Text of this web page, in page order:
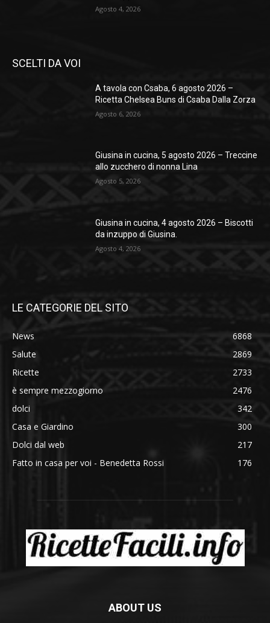
Agosto 4, 2026
SCELTI DA VOI
A tavola con Csaba, 6 agosto 2026 –
Ricetta Chelsea Buns di Csaba Dalla Zorza
Agosto 6, 2026
Giusina in cucina, 5 agosto 2026 – Treccine
allo zucchero di nonna Lina
Agosto 5, 2026
Giusina in cucina, 4 agosto 2026 – Biscotti
da inzuppo di Giusina.
Agosto 4, 2026
LE CATEGORIE DEL SITO
News
6868
Salute
2869
Ricette
2733
è sempre mezzogiorno
2476
dolci
342
Casa e Giardino
300
Dolci dal web
217
Fatto in casa per voi - Benedetta Rossi
176
ABOUT US